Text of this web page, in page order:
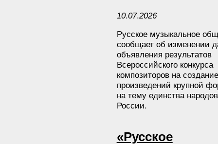
10.07.2026
Русское музыкальное
сообщает об изменении
объявления результатов
Всероссийского конкурса
композиторов на создание
произведений крупной
на тему единства народов
России.
«Русское